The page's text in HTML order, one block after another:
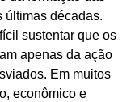
últimas décadas.
sustentar que os
apenas da ação
Em muitos
econômico e